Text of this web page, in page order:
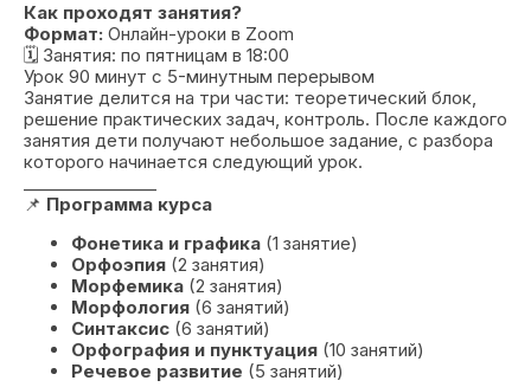
Как проходят занятия?
Формат: Онлайн-уроки в Zoom
🗓 Занятия: по пятницам в 18:00
Урок 90 минут с 5-минутным перерывом
Занятие делится на три части: теоретический блок,
решение практических задач, контроль. После каждого
занятия дети получают небольшое задание, с разбора
которого начинается следующий урок.
📌 Программа курса
Фонетика и графика (1 занятие)
Орфоэпия (2 занятия)
Морфемика (2 занятия)
Морфология (6 занятий)
Синтаксис (6 занятий)
Орфография и пунктуация (10 занятий)
Речевое развитие (5 занятий)